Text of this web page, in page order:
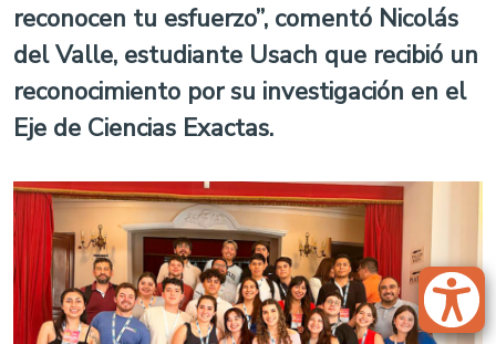
reconocen tu esfuerzo”, comentó Nicolás
del Valle, estudiante Usach que recibió un
reconocimiento por su investigación en el
Eje de Ciencias Exactas.